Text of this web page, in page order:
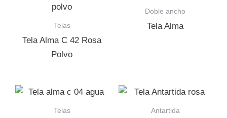
Telas
Tela Alma C 42 Rosa
Polvo
Doble ancho
Tela Alma
Telas Antartida